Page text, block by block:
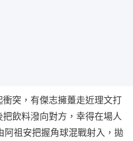
突，有傑志擁躉走近理文打
飲料潑向對方，幸得在場人
阿祖安把握角球混戰射入，拋